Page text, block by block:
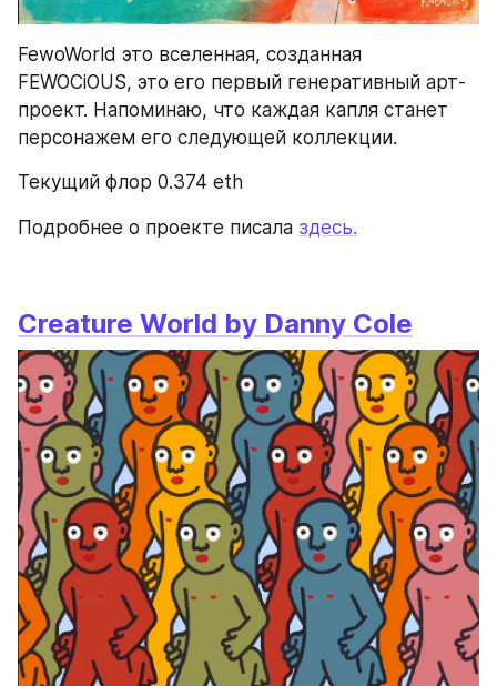
FewoWorld это вселенная, созданная
FEWOCiOUS, это его первый генеративный арт-
проект. Напоминаю, что каждая капля станет
персонажем его следующей коллекции.
Текущий флор 0.374 eth
Подробнее о проекте писала здесь.
Creature World by Danny Cole